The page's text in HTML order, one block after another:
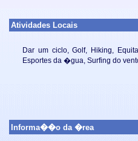
Atividades Locais
Dar um ciclo, Golf, Hiking,
Esportes da �gua, Surfing do
Informa��o da �rea